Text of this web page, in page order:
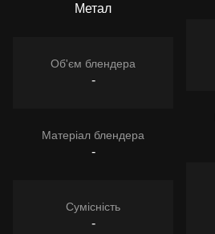
Метал
Об'єм блендера
-
Матеріал блендера
-
Сумісність
-